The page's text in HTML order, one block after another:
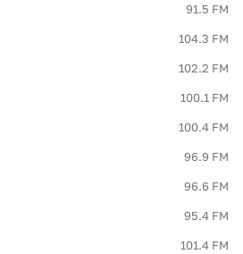
91.5 FM
104.3 FM
102.2 FM
100.1 FM
100.4 FM
96.9 FM
96.6 FM
95.4 FM
101.4 FM